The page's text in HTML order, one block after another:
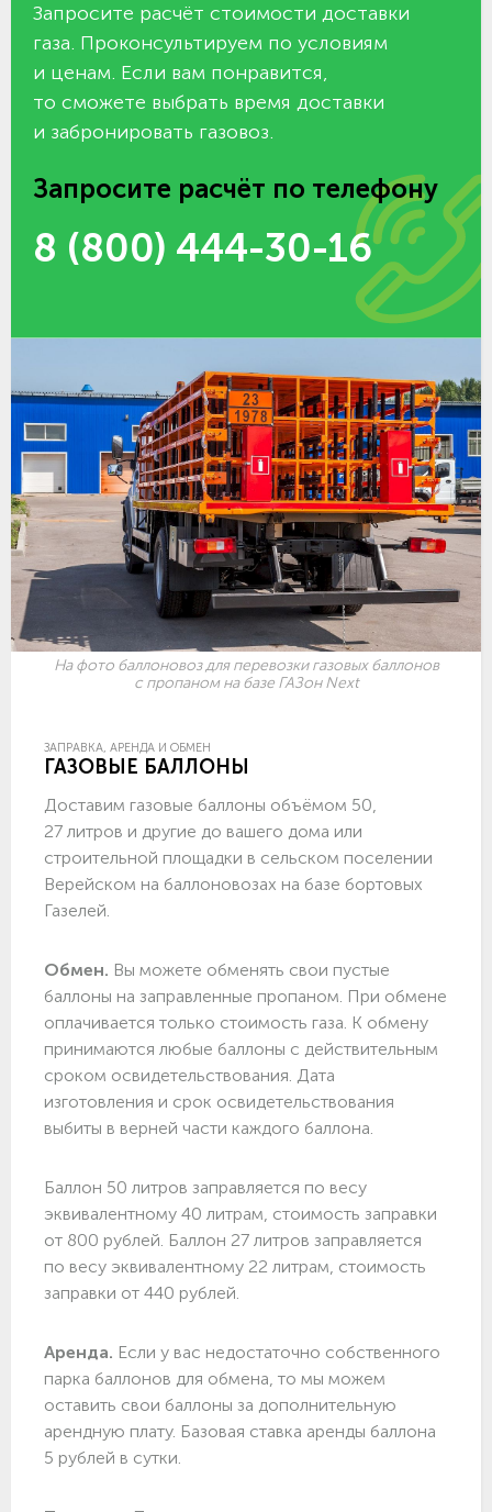
Запросите расчёт стоимости доставки
газа. Проконсультируем по условиям
и ценам. Если вам понравится,
то сможете выбрать время доставки
и забронировать газовоз.
Запросите расчёт по телефону
8 (800) 444-30-16
На фото баллоновоз для перевозки газовых баллонов
с пропаном на базе ГАЗон Next
ЗАПРАВКА, АРЕНДА И ОБМЕН
ГАЗОВЫЕ БАЛЛОНЫ
Доставим газовые баллоны объёмом 50,
27 литров и другие до вашего дома или
строительной площадки в сельском поселении
Верейском на баллоновозах на базе бортовых
Газелей.
Обмен. Вы можете обменять свои пустые
баллоны на заправленные пропаном. При обмене
оплачивается только стоимость газа. К обмену
принимаются любые баллоны с действительным
сроком освидетельствования. Дата
изготовления и срок освидетельствования
выбиты в верней части каждого баллона.
Баллон 50 литров заправляется по весу
эквивалентному 40 литрам, стоимость заправки
от 800 рублей. Баллон 27 литров заправляется
по весу эквивалентному 22 литрам, стоимость
заправки от 440 рублей.
Аренда. Если у вас недостаточно собственного
парка баллонов для обмена, то мы можем
оставить свои баллоны за дополнительную
арендную плату. Базовая ставка аренды баллона
5 рублей в сутки.